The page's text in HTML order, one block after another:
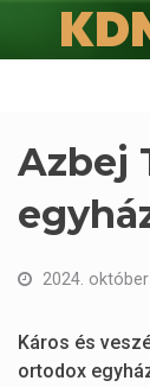
A
Azbej
2024.
Káros és
ortodox